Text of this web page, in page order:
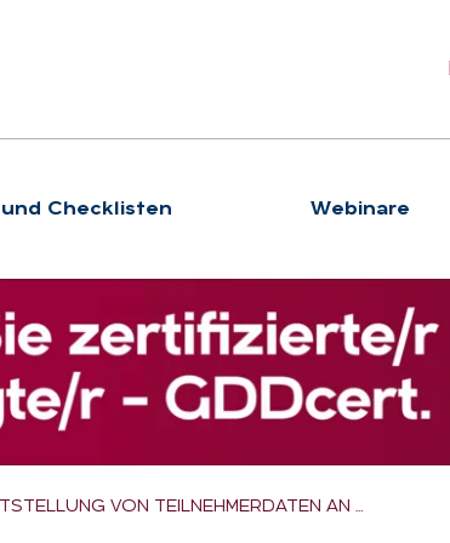
Checklisten We­bi­na­re
VON TEILNEHMERDATEN AN …